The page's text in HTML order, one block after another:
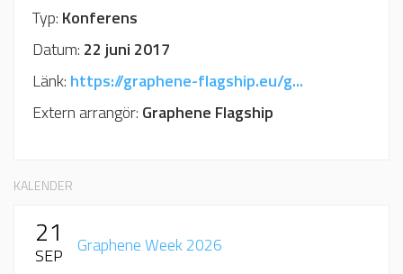
Typ: Konferens
Datum: 22 juni 2017
Länk: https://graphene-flagship.eu/g...
Extern arrangör: Graphene Flagship
KALENDER
21
SEP Graphene Week 2026